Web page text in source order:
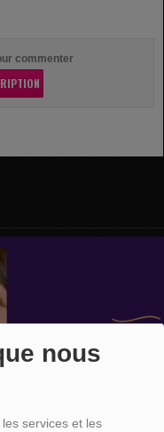
nous
services et les
commenter